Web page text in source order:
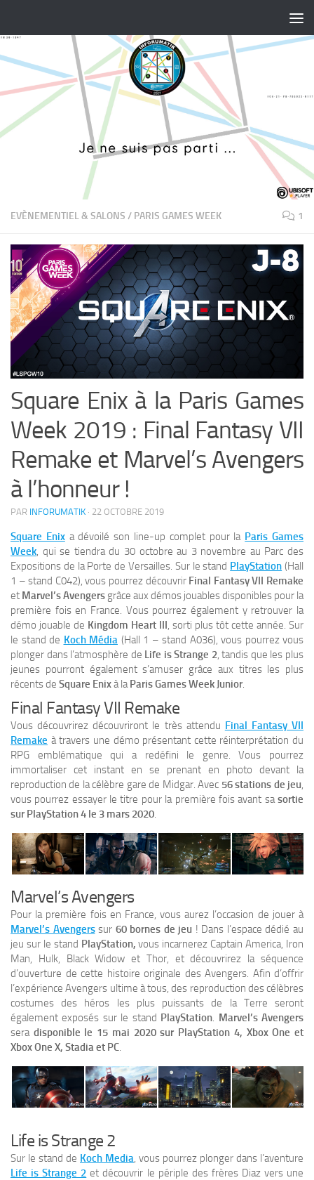
EVÈNEMENTIEL & SALONS / PARIS GAMES WEEK 1
Square Enix à la Paris Games
Week 2019 : Final Fantasy VII
Remake et Marvel’s Avengers
à l’honneur !
PAR INFORUMATIK · 22 OCTOBRE 2019
Square Enixa dévoilé son line-up complet pour la Paris Games
Week, qui se tiendra du 30 octobre au 3 novembre au Parc des
Expositions de la Porte de Versailles. Sur le stand PlayStation (Hall
1 – stand C042), vous pourrez découvrir Final Fantasy VII Remake
et Marvel’s Avengers grâce aux démos jouables disponibles pour la
première fois en France. Vous pourrez également y retrouver la
démo jouable de Kingdom Heart III, sorti plus tôt cette année. Sur
le stand de Koch Média (Hall 1 – stand A036), vous pourrez vous
plonger dans l’atmosphère de Life is Strange 2, tandis que les plus
jeunes pourront également s’amuser grâce aux titres les plus
récents de Square Enixà laParis Games Week Junior.
Final Fantasy VII Remake
Vous découvrirez découvriront le très attendu Final Fantasy VII
Remake à travers une démo présentant cette réinterprétation du
RPG emblématique qui a redéfini le genre. Vous pourrez
immortaliser cet instant en se prenant en photo devant la
reproduction de la célèbre gare de Midgar. Avec 56 stations de jeu,
vous pourrez essayer le titre pour la première fois avant sasortie
sur PlayStation 4 le 3 mars 2020.
Marvel’s Avengers
Pour la première fois en France, vous aurez l’occasion de jouer à
Marvel’s Avengerssur 60 bornes de jeu ! Dans l’espace dédié au
jeu sur le stand PlayStation, vous incarnerez Captain America, Iron
Man, Hulk, Black Widow et Thor, et découvrirez la séquence
d’ouverture de cette histoire originale des Avengers. Afin d’offrir
l’expérience Avengers ultime à tous, des reproduction des célèbres
costumes des héros les plus puissants de la Terre seront
également exposés sur le stand PlayStation. Marvel’s Avengers
sera disponible le 15 mai 2020 sur PlayStation 4, Xbox One et
Xbox One X, Stadia et PC.
Life is Strange 2
Sur le stand de Koch Media, vous pourrez plonger dans l’aventure
Life is Strange 2 et découvrir le périple des frères Diaz vers une